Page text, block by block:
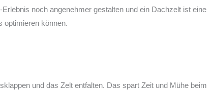
noch angenehmer gestalten und ein Dachzelt ist eine
optimieren können.
und das Zelt entfalten. Das spart Zeit und Mühe beim